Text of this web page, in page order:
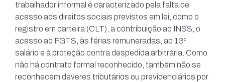
trabalhador informal é caracterizado pela falta de
acesso aos direitos sociais previstos em lei, como o
registro em carteira (CLT), a contribuição ao INSS, o
acesso ao FGTS, às férias remuneradas, ao 13º
salário e à proteção contra despedida arbitrária. Como
não há contrato formal reconhecido, também não se
reconhecem deveres tributários ou previdenciários por